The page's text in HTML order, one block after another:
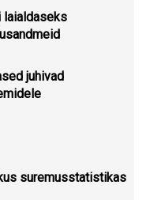
laialdaseks
juhivad
suremusstatistikas